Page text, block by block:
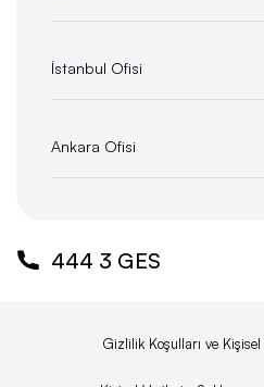
444 3 GES
İstanbul Ofisi
Ankara Ofisi
Gizlilik Koşulları ve